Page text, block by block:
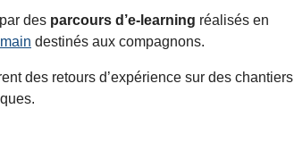
des parcours d’e-learning réalisés en
destinés aux compagnons.
des retours d’expérience sur des chantiers